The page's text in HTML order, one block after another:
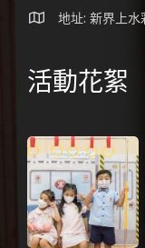
地址: 新界上
活動花絮